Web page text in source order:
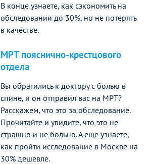
В конце узнаете, как сэкономить на
обследовании до 30%, но не потерять
в качестве.
МРТ пояснично-крестцового
отдела
Вы обратились к доктору с болью в
спине, и он отправил вас на МРТ?
Расскажем, что это за обследование.
Прочитайте и увидите, что это не
страшно и не больно. А еще узнаете,
как пройти исследование в Москве на
30% дешевле.